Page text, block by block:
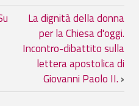
del book per
La dignità della donna
per la Chiesa d'oggi.
Incontro-dibattito sulla
lettera apostolica di
Giovanni Paolo II. ›